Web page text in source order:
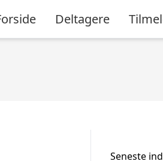
Deltagere
Seneste